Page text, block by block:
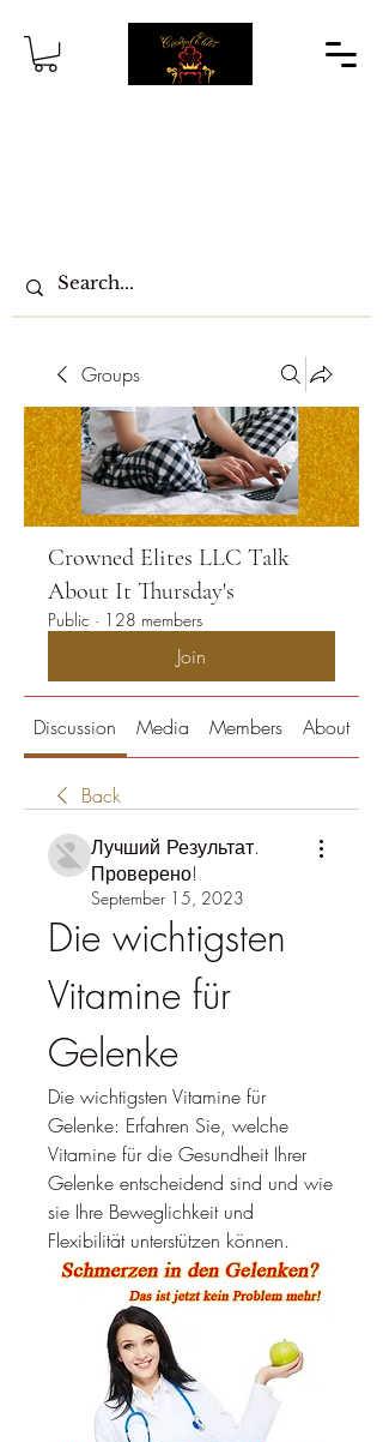
Groups
Crowned Elites LLC Talk
About It Thursday's
Public · 128 members
Join
Discussion Media Members About
Back
Лучший Результат.
Проверено!
September 15, 2023
Die wichtigsten
Vitamine für
Gelenke
Die wichtigsten Vitamine für
Gelenke: Erfahren Sie, welche
Vitamine für die Gesundheit Ihrer
Gelenke entscheidend sind und wie
sie Ihre Beweglichkeit und
Flexibilität unterstützen können.